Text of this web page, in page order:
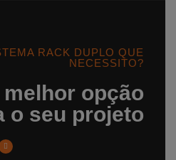
RACK DUPLO QUE
NECESSITO?
opção
o seu projeto